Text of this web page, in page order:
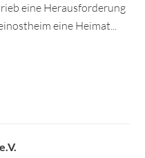
eine Herausforderung
eine Heimat...